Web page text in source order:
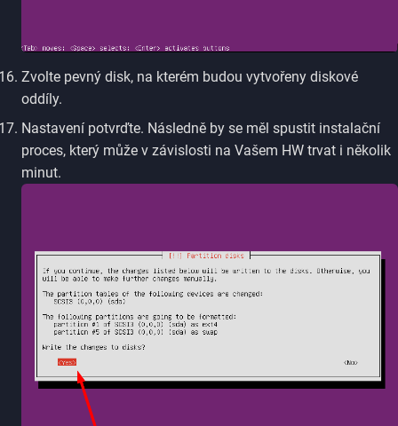
Zvolte pevný disk, na kterém budou vytvořeny diskové
oddíly.
Nastavení potvrďte. Následně by se měl spustit instalační
proces, který může v závislosti na Vašem HW trvat i několik
minut.